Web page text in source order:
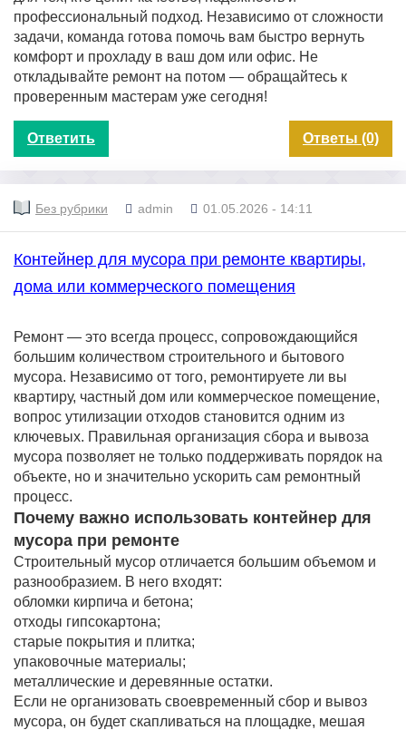
профессиональный подход. Независимо от сложности
задачи, команда готова помочь вам быстро вернуть
комфорт и прохладу в ваш дом или офис. Не
откладывайте ремонт на потом — обращайтесь к
проверенным мастерам уже сегодня!
Ответить Ответы (0)
Без рубрики admin 01.05.2026 - 14:11
Контейнер для мусора при ремонте квартиры,
дома или коммерческого помещения
Ремонт — это всегда процесс, сопровождающийся
большим количеством строительного и бытового
мусора. Независимо от того, ремонтируете ли вы
квартиру, частный дом или коммерческое помещение,
вопрос утилизации отходов становится одним из
ключевых. Правильная организация сбора и вывоза
мусора позволяет не только поддерживать порядок на
объекте, но и значительно ускорить сам ремонтный
процесс.
Почему важно использовать контейнер для
мусора при ремонте
Строительный мусор отличается большим объемом и
разнообразием. В него входят:
обломки кирпича и бетона;
отходы гипсокартона;
старые покрытия и плитка;
упаковочные материалы;
металлические и деревянные остатки.
Если не организовать своевременный сбор и вывоз
мусора, он будет скапливаться на площадке, мешая